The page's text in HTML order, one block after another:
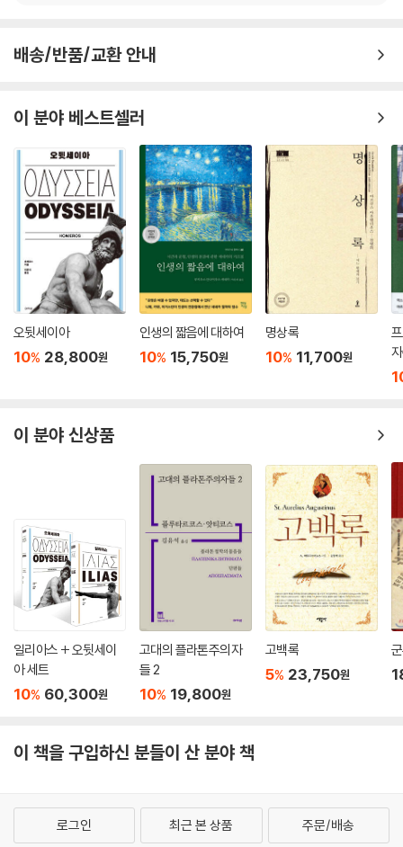
서 편하게 쉬고 있다는 사실을 기억해야 한다. 이런 것들만 기억해도, 갑작
다.”
“죽음이 닥칠 때, 당신은 무엇을 하다가 죽음에게 발견되기를 원하는가?
선택할 수 있다면, 나는 진정으로 인간적이고 중요하고 선하고 고상한 무
엇인가를 하는 중에 죽음에게 발견되고 싶다. 그러나 만약에 내가 죽음에
게 발견될 때 그것만큼 숭고한 일을 하고 있지 않다면, 적어도 어느 누구도
막을 수 없는 무엇인가를, 확실히 나의 능력 안에 있는 무엇인가를 하고 있
었으면 좋겠다. 내 안의 뒤처진 것을 높이 향상시키고 있거나, 감각의 문제
들을 더 현명하게 다루는 방법을 배우고 있거나, 삶의 모든 관계를 올바른
방법으로 다루는 중에 죽음에게 발견되었으면 좋겠다.”
“인간의 발달이 옴짝달싹 못 하게 되는 길은 두 가지이다. 한 가지 길은 인
며 진리가 아닌 것이 너무도 분명한 무엇인가를 고수할 때, 발달이 굳어지
는 현상이 나타난다.”
배송/반품/교환 안내
이 분야 베스트셀러
오뒷세이아
10% 28,800원
인생의 짧음에 대하여
10% 15,750원
명상록
10% 11,700원
이 분야 신상품
일리아스 + 오뒷세이
아 세트
10% 60,300원
고대의 플라톤주의자
들 2
10% 19,800원
고백록
5% 23,750원
이 책을 구입하신 분들이 산 분야 책
로그인 최근 본 상품 주문/배송